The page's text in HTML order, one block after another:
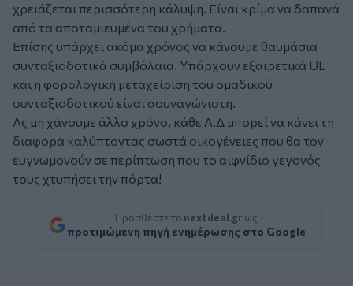
χρειάζεται περισσότερη κάλυψη. Είναι κρίμα να δαπανά
από τα αποταμιευμένα του χρήματα.
Επίσης υπάρχει ακόμα χρόνος να κάνουμε θαυμάσια
συνταξιοδοτικά συμβόλαια. Υπάρχουν εξαιρετικά UL
και η φορολογική μεταχείριση του ομαδικού
συνταξιοδοτικού είναι ασυναγώνιστη.
Ας μη χάνουμε άλλο χρόνο, κάθε Α.Δ μπορεί να κάνει τη
διαφορά καλύπτοντας σωστά οικογένειες που θα τον
ευγνωμονούν σε περίπτωση που το αιφνίδιο γεγονός
τους χτυπήσει την πόρτα!
Προσθέστε το nextdeal.gr ως
προτιμώμενη πηγή ενημέρωσης στο Google